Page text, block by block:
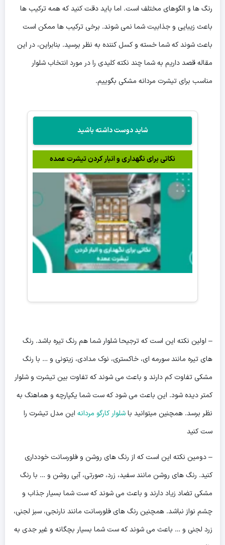
رنگ ها و الگوهای مختلف است. اما باید دقت کنید که همه ترکیب ها
باعث زیبایی و جذابیت شما نمی شوند. برخی ترکیب ها ممکن است
باعث شوند که شما خسته و کسل کننده به نظر برسید. بنابراین، در این
مقاله قصد داریم به شما چند نکته کلیدی را در مورد انتخاب شلوار
مناسب برای تیشرت مردانه مشکی بگوییم.
شاید دوست داشته باشید
نکاتی برای نگهداری و انبار کردن تیشرت عمده
– اولین نکته این است که ترجیحا شلوار شما هم رنگ تیره باشد. رنگ
های تیره مانند سورمه ای، خاکستری، نوک مدادی، زیتونی و … با رنگ
مشکی تفاوت کم دارند و باعث می شوند که تفاوت بین تیشرت و شلوار
کمتر دیده شود. این باعث می شود که ست شما یکپارچه و هماهنگ به
نظر برسد. همچنین میتوانید باشلوار کارگو مردانه این مدل تیشرت را
ست کنید
– دومین نکته این است که از رنگ های روشن و فلورسانت خودداری
کنید. رنگ های روشن مانند سفید، زرد، صورتی، آبی روشن و … با رنگ
مشکی تضاد زیاد دارند و باعث می شوند که ست شما بسیار جذاب و
چشم نواز نباشد. همچنین رنگ های فلورسانت مانند نارنجی، سبز لجنی،
زرد لجنی و … باعث می شوند که ست شما بسیار بچگانه و غیر جدی به